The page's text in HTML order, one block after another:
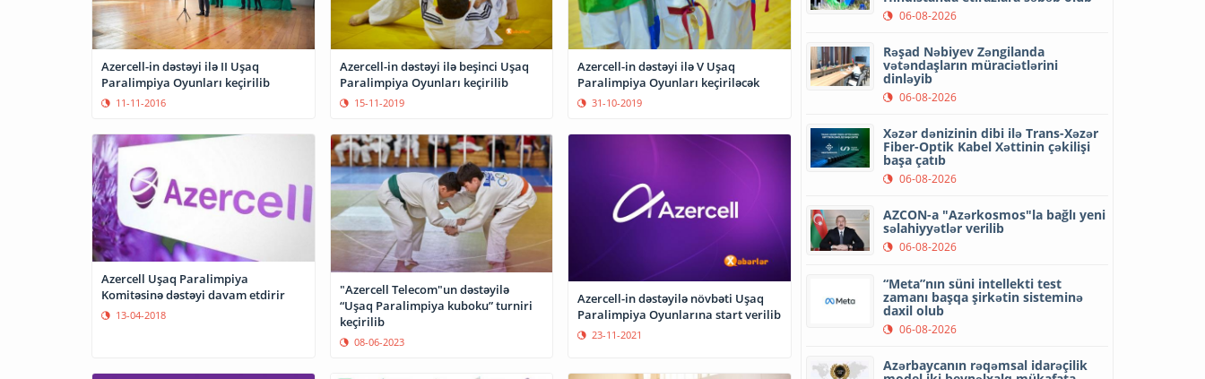
Azercell-in dəstəyi ilə II Uşaq
Paralimpiya Oyunları keçirilib
11-11-2016
Azercell-in dəstəyi ilə beşinci Uşaq
Paralimpiya Oyunları keçirilib
15-11-2019
Azercell-in dəstəyi ilə V Uşaq
Paralimpiya Oyunları keçiriləcək
31-10-2019
Azercell Uşaq Paralimpiya
Komitəsinə dəstəyi davam etdirir
13-04-2018
"Azercell Telecom"un dəstəyilə
“Uşaq Paralimpiya kuboku” turniri
keçirilib
08-06-2023
Azercell-in dəstəyilə növbəti Uşaq
Paralimpiya Oyunlarına start verilib
23-11-2021
06-08-2026
Rəşad Nəbiyev Zəngilanda
vətəndaşların müraciətlərini
dinləyib
06-08-2026
Xəzər dənizinin dibi ilə Trans-Xəzər
Fiber-Optik Kabel Xəttinin çəkilişi
başa çatıb
06-08-2026
AZCON-a "Azərkosmos"la bağlı yeni
səlahiyyətlər verilib
06-08-2026
“Meta”nın süni intellekti test
zamanı başqa şirkətin sisteminə
daxil olub
06-08-2026
Azərbaycanın rəqəmsal idarəçilik